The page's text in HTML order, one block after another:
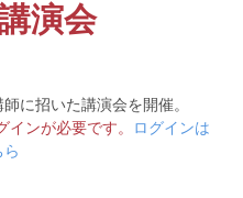
演会
に招いた講演会を開催。
ンが必要です。
ログインは
ら